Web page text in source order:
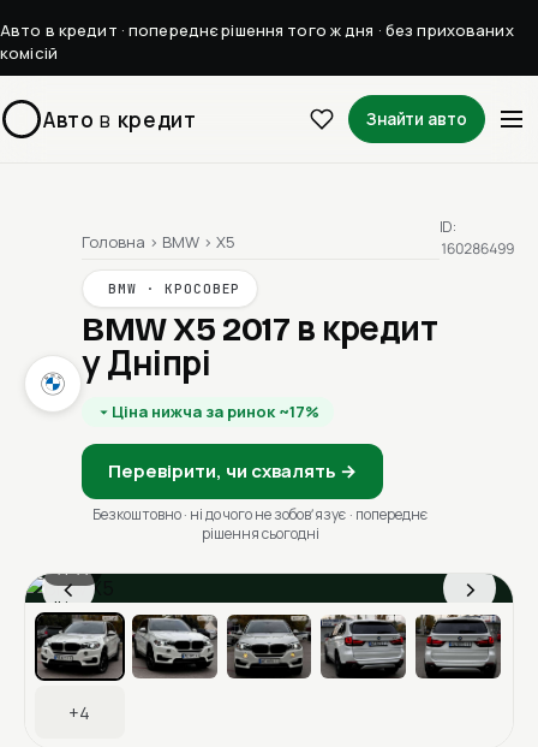
Авто в кредит · попереднє рішення того ж дня · без прихованих
комісій
Авто в кредит Знайти авто
Головна › BMW › X5
BMW · КРОСОВЕР
BMW X5 2017 в кредит
у Дніпрі
Ціна нижча за ринок ~17%
Перевірити, чи схвалять →
Безкоштовно · ні до чого не зобовʼязує · попереднє
рішення сьогодні
ID:
160286499
‹ ›
1 / 11
Ціна в місяць
+4